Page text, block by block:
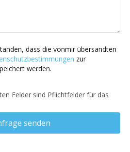
dass die vonmir übersandten
zur
werden.
Felder sind Pflichtfelder für das
senden